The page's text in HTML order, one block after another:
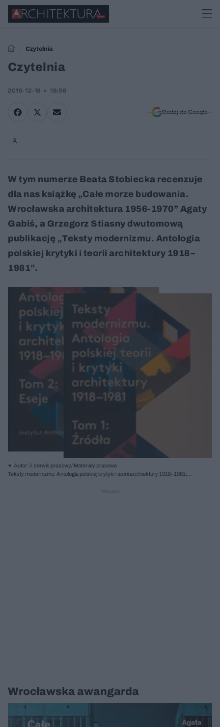
Czytelnia
Czytelnia
2019-12-19 16:56
Dodaj do Google
W tym numerze Beata Stobiecka recenzuje
dla nas książkę „Całe morze budowania.
Wrocławska architektura 1956-1970” Agaty
Gabiś, a Grzegorz Stiasny dwutomową
publikację „Teksty modernizmu. Antologia
polskiej krytyki i teorii architektury 1918–
1981”.
Autor: il. serwis prasowy/ Materiały prasowe
Teksty modernizmu. Antologia polskiej krytyki i teorii architektury 1918–1981;
Wrocławska awangarda